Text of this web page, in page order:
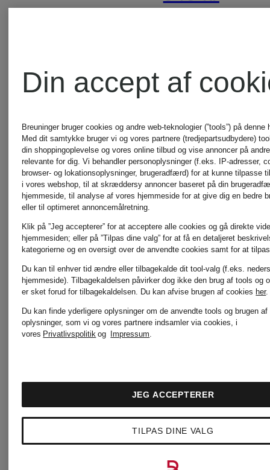
Nyhed
Certificeret
PARIS
Sweatshirt
Nyhed
Chino
KENT
Din accept af
Breuninger bruger cookies og andre web-teknologier (”tools”) på denne
Med dit samtykke bruger vi og vores partnere (tredjepartsudbydere)
din shoppingoplevelse og vores online tilbud og vise annoncer på
relevante for dig. Vi behandler personoplysninger (f.eks. IP-adresser,
browser- og lokationsoplysninger, brugeradfærd) for at kunne tilpasse
i vores webshop, til at skræddersy annoncer baseret på din
hjemmeside, til analyse af vores hjemmeside for at give dig en bedre
eller til optimeret annoncemålretning.
Klik på ”Jeg accepterer” for at acceptere alle cookies og gå direkte
hjemmesiden; eller på ”Tilpas dine valg” for at få en detaljeret
kategorierne og en oversigt over de anvendte cookies samt for at
Du kan til enhver tid ændre eller tilbagekalde dit tool-valg (f.eks.
hjemmeside). Tilbagekaldelsen påvirker dog ikke den brug af tools og
er sket forud for tilbagekaldelsen. Du kan afvise brugen af cookies her.
Du kan finde yderligere oplysninger om de anvendte tools og brugen af
oplysninger, som vi og vores partnere indsamler via cookies, i
vores Privatlivspolitik og Impressum.
TILPAS DINE VALG
JEG ACCEPTERER